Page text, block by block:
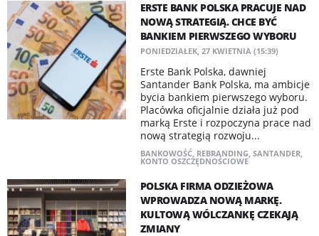
ERSTE BANK POLSKA PRACUJE NAD
NOWĄ STRATEGIĄ. CHCE BYĆ
BANKIEM PIERWSZEGO WYBORU
PONIEDZIAŁEK, 27 KWIETNIA (15:39)
Erste Bank Polska, dawniej
Santander Bank Polska, ma ambicje
bycia bankiem pierwszego wyboru.
Placówka oficjalnie działa już pod
marką Erste i rozpoczyna prace nad
nową strategią rozwoju...
BANKOWOŚĆ, REBRANDING, SANTANDER,
KONTO OSZCZĘDNOŚCIOWE
POLSKA FIRMA ODZIEŻOWA
WPROWADZA NOWĄ MARKĘ.
KULTOWĄ WÓLCZANKĘ CZEKAJĄ
ZMIANY